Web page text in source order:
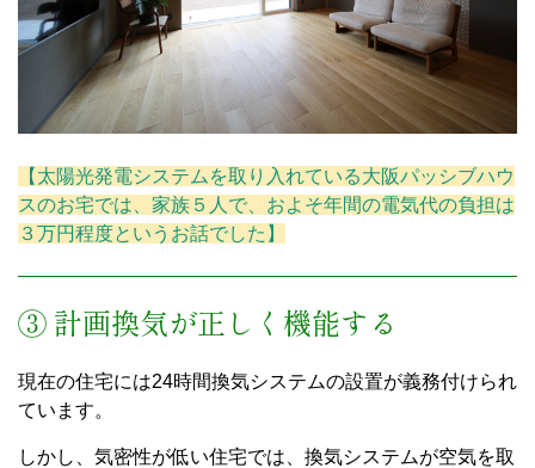
【太陽光発電システムを取り入れている大阪パッシブハウ
スのお宅では、家族５人で、およそ年間の電気代の負担は
３万円程度というお話でした】
③ 計画換気が正しく機能する
現在の住宅には24時間換気システムの設置が義務付けられ
ています。
しかし、気密性が低い住宅では、換気システムが空気を取